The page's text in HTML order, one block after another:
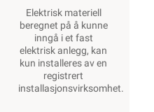
Elektrisk materiell
beregnet på å kunne
inngå i et fast
elektrisk anlegg, kan
kun installeres av en
registrert
installasjonsvirksomhet.